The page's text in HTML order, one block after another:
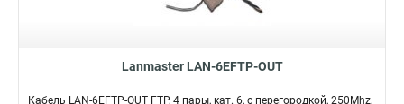
Lanmaster LAN-6EFTP-OUT
Кабель LAN-6EFTP-OUT FTP, 4 пары, кат. 6, с перегородкой, 250Mhz,